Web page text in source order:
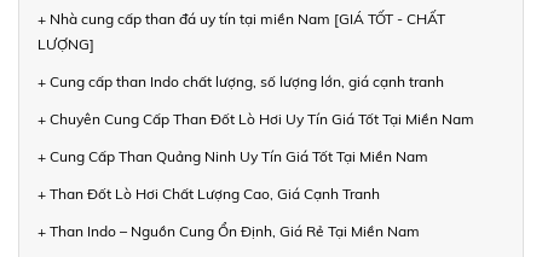
+ Nhà cung cấp than đá uy tín tại miền Nam [GIÁ TỐT - CHẤT
LƯỢNG]
+ Cung cấp than Indo chất lượng, số lượng lớn, giá cạnh tranh
+ Chuyên Cung Cấp Than Đốt Lò Hơi Uy Tín Giá Tốt Tại Miền Nam
+ Cung Cấp Than Quảng Ninh Uy Tín Giá Tốt Tại Miền Nam
+ Than Đốt Lò Hơi Chất Lượng Cao, Giá Cạnh Tranh
+ Than Indo – Nguồn Cung Ổn Định, Giá Rẻ Tại Miền Nam